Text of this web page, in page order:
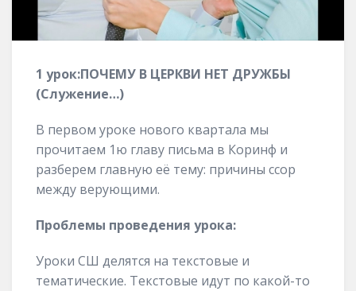
1 урок:ПОЧЕМУ В ЦЕРКВИ НЕТ ДРУЖБЫ
(Служение…)
В первом уроке нового квартала мы
прочитаем 1ю главу письма в Коринф и
разберем главную её тему: причины ссор
между верующими.
Проблемы проведения урока:
Уроки СШ делятся на текстовые и
тематические. Текстовые идут по какой-то